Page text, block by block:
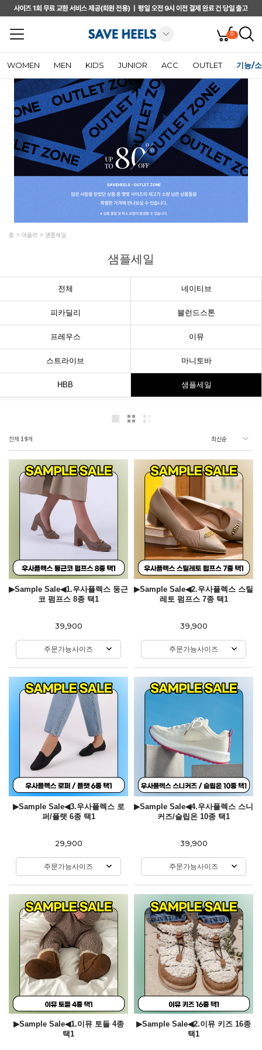
0
WOMEN MEN KIDS JUNIOR ACC OUTLET 기능/
홈 아울렛 샘플세일
샘플세일
전체 네이티브
피카딜리 블런드스톤
프레우스 이뮤
스트라이브 마니토바
HBB 샘플세일
전체 19개
▶Sample Sale◀1.우사플렉스 둥근
코 펌프스 8종 택1
39,900
주문가능사이즈
▶Sample Sale◀2.우사플렉스 스틸
레토 펌프스 7종 택1
39,900
주문가능사이즈
▶Sample Sale◀3.우사플렉스 로
퍼/플랫 6종 택1
29,900
주문가능사이즈
▶Sample Sale◀4.우사플렉스 스니
커즈/슬립온 10종 택1
39,900
주문가능사이즈
▶Sample Sale◀1.이뮤 토들 4종
택1
▶Sample Sale◀2.이뮤 키즈 16종
택1